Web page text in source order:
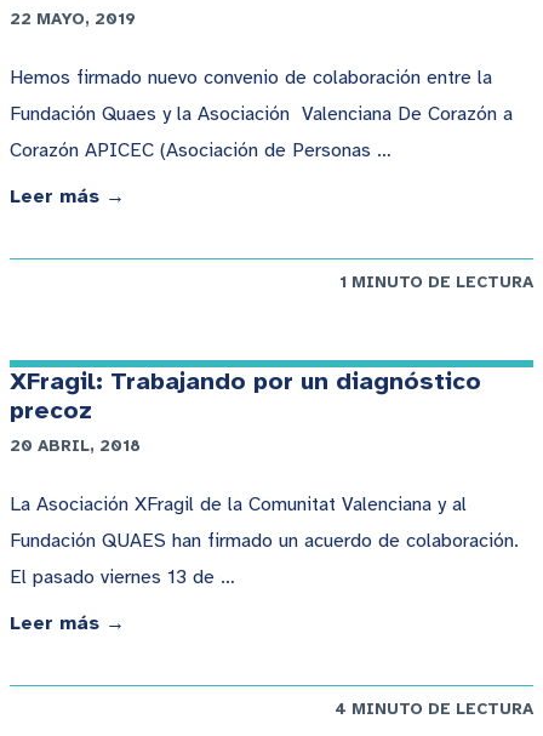
22 MAYO, 2019
Hemos firmado nuevo convenio de colaboración entre la
Fundación Quaes y la Asociación Valenciana De Corazón a
Corazón APICEC (Asociación de Personas …
Leer más →
1 MINUTO DE LECTURA
XFragil: Trabajando por un diagnóstico
precoz
20 ABRIL, 2018
La Asociación XFragil de la Comunitat Valenciana y al
Fundación QUAES han firmado un acuerdo de colaboración.
El pasado viernes 13 de …
Leer más →
4 MINUTO DE LECTURA